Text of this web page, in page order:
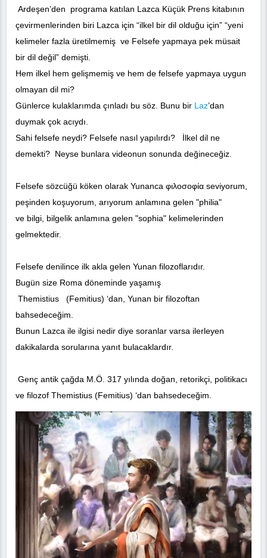
Ardeşen’den programa katılan Lazca Küçük Prens kitabının
çevirmenlerinden biri Lazca için “ilkel bir dil olduğu için” “yeni
kelimeler fazla üretilmemiş ve Felsefe yapmaya pek müsait
bir dil değil” demişti.
Hem ilkel hem gelişmemiş ve hem de felsefe yapmaya uygun
olmayan dil mi?
Günlerce kulaklarımda çınladı bu söz. Bunu bir Laz’dan
duymak çok acıydı.
Sahi felsefe neydi? Felsefe nasıl yapılırdı? İlkel dil ne
demekti? Neyse bunlara videonun sonunda değineceğiz.
Felsefe sözcüğü köken olarak Yunanca φιλοσοφία seviyorum,
peşinden koşuyorum, arıyorum anlamına gelen "philia"
ve bilgi, bilgelik anlamına gelen "sophia" kelimelerinden
gelmektedir.
Felsefe denilince ilk akla gelen Yunan filozoflarıdır.
Bugün size Roma döneminde yaşamış
Themistius (Femitius) ‘dan, Yunan bir filozoftan
bahsedeceğim.
Bunun Lazca ile ilgisi nedir diye soranlar varsa ilerleyen
dakikalarda sorularına yanıt bulacaklardır.
Genç antik çağda M.Ö. 317 yılında doğan, retorikçi, politikacı
ve filozof Themistius (Femitius) ‘dan bahsedeceğim.